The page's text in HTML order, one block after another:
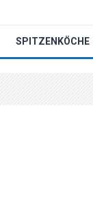
SPITZENKÖCHE